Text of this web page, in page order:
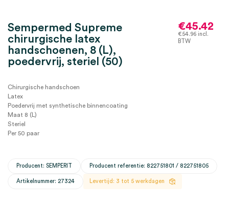
Sempermed Supreme
chirurgische latex
handschoenen, 8 (L),
poedervrij, steriel (50)
€45.42
€54.96 incl.
BTW
Chirurgische handschoen
Latex
Poedervrij met synthetische binnencoating
Maat 8 (L)
Steriel
Per 50 paar
Producent: SEMPERIT Producent referentie: 822751801 / 822751805
Artikelnummer: 27324 Levertijd: 3 tot 5 werkdagen